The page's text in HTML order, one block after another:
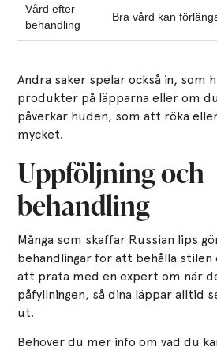
Vård efter
behandling
Bra vård kan
Andra saker spelar också in, som
produkter på läpparna eller om
påverkar huden, som att röka
mycket.
Uppföljning och
behandling
Många som skaffar Russian lips
behandlingar för att behålla stilen
att prata med en expert om när
påfyllningen, så dina läppar alltid
ut.
Behöver du mer info om vad du